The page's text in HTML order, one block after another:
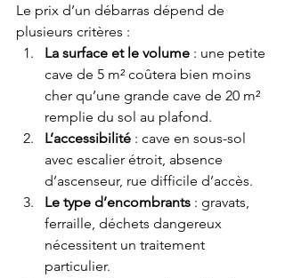
Le prix d’un débarras dépend de
plusieurs critères :
La surface et le volume : une petite
cave de 5 m² coûtera bien moins
cher qu’une grande cave de 20 m²
remplie du sol au plafond.
L’accessibilité : cave en sous-sol
avec escalier étroit, absence
d’ascenseur, rue difficile d’accès.
Le type d’encombrants : gravats,
ferraille, déchets dangereux
nécessitent un traitement
particulier.